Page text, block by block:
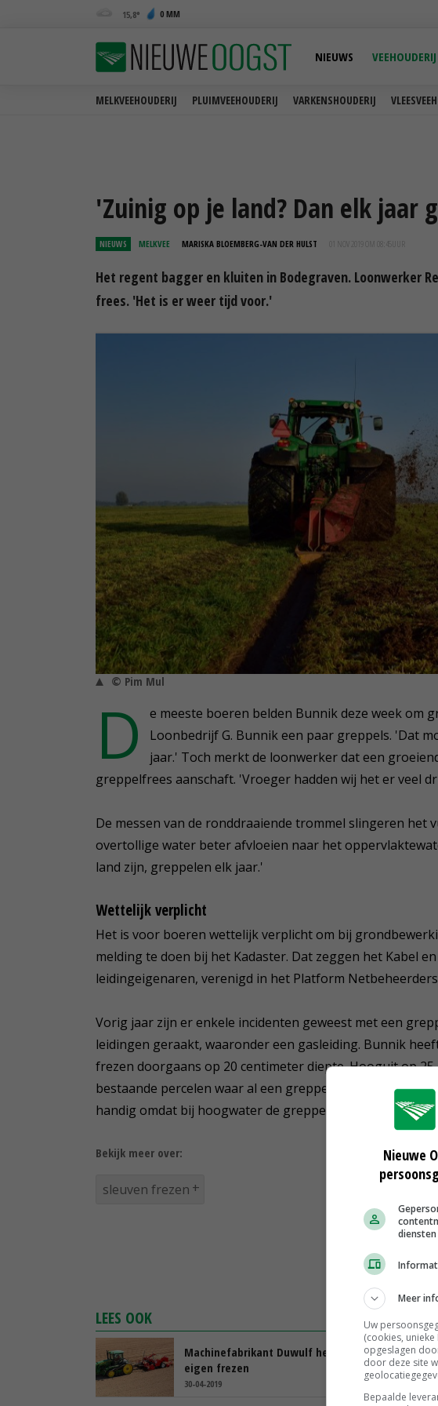
15,8 0 MM
MELKVEEHOUDERIJ PLUIMVEEHOUDERIJ VARKENSHOUDERIJ
NIEUWS VEEHOUDERIJ
'Zuinig op je land? Dan elk jaar
NIEUWS MELKVEE MARISKA BLOEMBERG-VAN DER HULST 01 NOV 2019 OM 08:45
Het regent bagger en kluiten in Bodegraven. Loonwerker
frees. 'Het is er weer tijd voor.'
© Pim Mul
D
e meeste boeren belden Bunnik deze week om
Loonbedrijf G. Bunnik een paar greppels. 'Dat
jaar.' Toch merkt de loonwerker dat een
greppelfrees aanschaft. 'Vroeger hadden wij het er veel
De messen van de ronddraaiende trommel slingeren het
overtollige water beter afvloeien naar het
land zijn, greppelen elk jaar.'
Wettelijk verplicht
Het is voor boeren wettelijk verplicht om bij
melding te doen bij het Kadaster. Dat zeggen het Kabel
leidingeigenaren, verenigd in het Platform Netbeheerders
Vorig jaar zijn er enkele incidenten geweest met een
leidingen geraakt, waaronder een gasleiding. Bunnik
frezen doorgaans op 20 centimeter diepte. Hooguit op
bestaande percelen waar al een greppel zit', zegt hij.
handig omdat bij hoogwater de greppel anders snel
Bekijk meer over:
sleuven frezen
LEES OOK
Machinefabrikant Duwulf heeft twee
eigen frezen
30-04-2019
Nieuwe
diensten
Meer
Uw
(cookies,
opgeslagen
door deze site
Bepaalde